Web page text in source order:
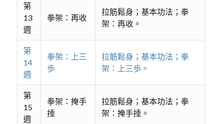
第
13
週
拳架：再收
拉筋鬆身；基本功法；拳
架：再收。
第
14
週
拳架：上三
歩
拉筋鬆身；基本功法；拳
架：上三歩。
第
15
週
拳架：掩手
捶
拉筋鬆身；基本功法；拳
架：掩手捶。